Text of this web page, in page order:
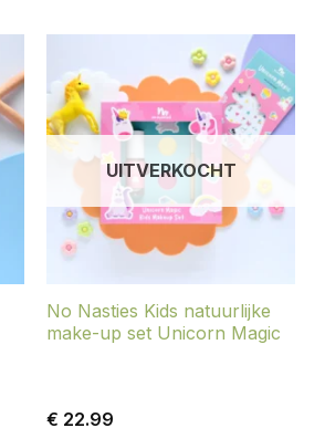
UITVERKOCHT
No Nasties Kids natuurlijke
make-up set Unicorn Magic
€ 22.99